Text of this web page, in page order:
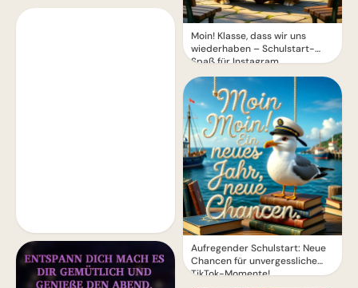
Moin! Klasse, dass wir uns
wiederhaben – Schulstart-
Spaß für Instagram
Aufregender Schulstart: Neue
Chancen für unvergessliche
TikTok-Momente!